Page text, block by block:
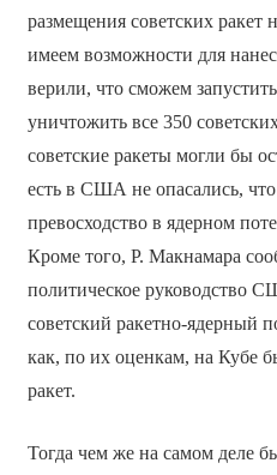
размещения советских ракет
имеем возможности для
верили, что сможем
уничтожить все 350
советские ракеты могли бы
есть в США не опасались,
превосходство в ядерном
Кроме того, Р. Макнамара
политическое руководство
советский ракетно-ядерный
как, по их оценкам, на Кубе
ракет.
Тогда чем же на самом деле